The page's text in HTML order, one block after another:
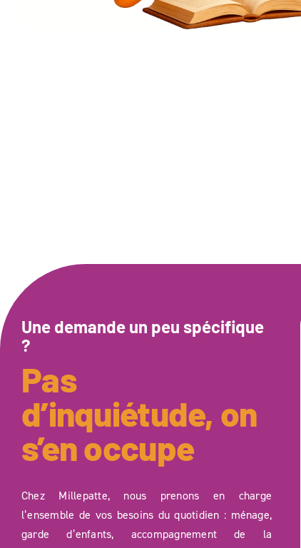
Une demande un peu spécifique
?
Pas
d’inquiétude, on
s’en occupe
Chez Millepatte, nous prenons en charge
l’ensemble de vos besoins du quotidien : ménage,
garde d’enfants, accompagnement de la